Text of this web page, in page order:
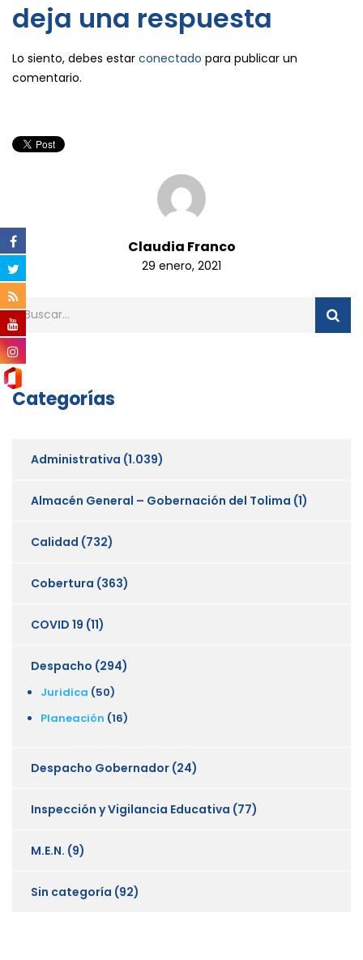
deja una respuesta
Lo siento, debes estar conectado para publicar un
comentario.
Claudia Franco
29 enero, 2021
Categorías
Administrativa (1.039)
Almacén General – Gobernación del Tolima (1)
Calidad (732)
Cobertura (363)
COVID 19 (11)
Despacho (294)
Juridica (50)
Planeación (16)
Despacho Gobernador (24)
Inspección y Vigilancia Educativa (77)
M.E.N. (9)
Sin categoría (92)